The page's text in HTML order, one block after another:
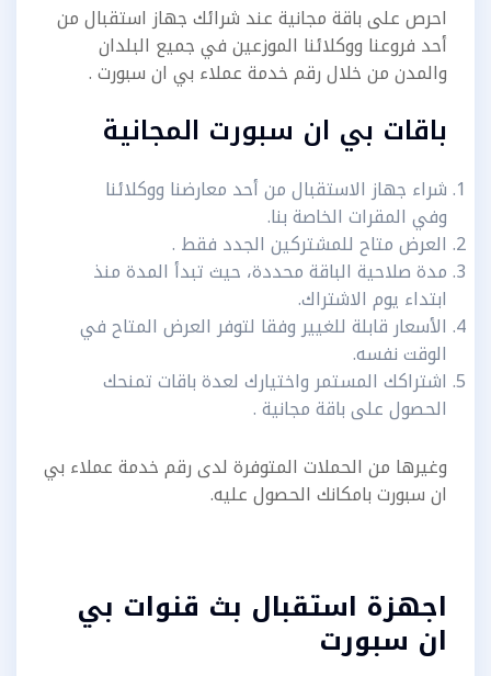
احرص على باقة مجانية عند شرائك جهاز استقبال من
أحد فروعنا ووكلائنا الموزعين في جميع البلدان
والمدن من خلال رقم خدمة عملاء بي ان سبورت .
باقات بي ان سبورت المجانية
شراء جهاز الاستقبال من أحد معارضنا ووكلائنا
وفي المقرات الخاصة بنا.
العرض متاح للمشتركين الجدد فقط .
مدة صلاحية الباقة محددة، حيث تبدأ المدة منذ
ابتداء يوم الاشتراك.
الأسعار قابلة للغيير وفقا لتوفر العرض المتاح في
الوقت نفسه.
اشتراكك المستمر واختيارك لعدة باقات تمنحك
الحصول على باقة مجانية .
وغيرها من الحملات المتوفرة لدى رقم خدمة عملاء بي
ان سبورت بامكانك الحصول عليه.
اجهزة استقبال بث قنوات بي
ان سبورت